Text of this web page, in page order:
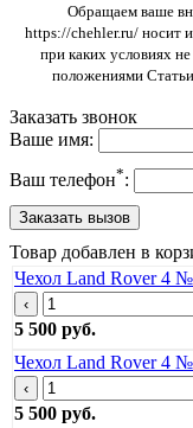
Обращаем ваше
https://chehler.ru/ носит
при каких условиях
положениями
Заказать звонок
Ваше имя:
Ваш телефон*:
Товар добавлен в
Чехол Land Rover 4
‹
5 500 руб.
Чехол Land Rover 4
‹
5 500 руб.